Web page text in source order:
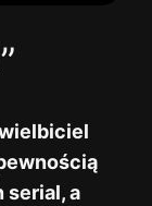
serial, a